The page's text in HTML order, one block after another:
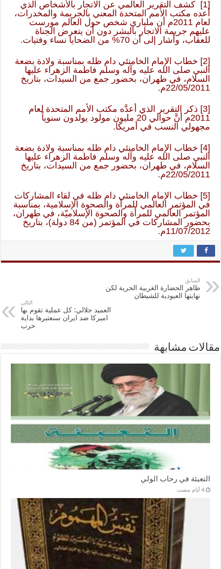
[1]
كشف التقرير العالمي عن الاتجار بالأشخاص الذي
أعده مكتب الأمم المتحدة المعني بالجريمة والمخدرات،
لعام 2011م أن ملياري شخص حول العالم مورست
عليهم جريمة الاتجار بالبشر دون أن يتعرض الجناة
للعقاب، وأشار إلى أن 70% من الضحايا نساء وفتيات.
[2]
خطاب الإمام الخامنئي دام ظله بمناسبة ولادة بضعة
النبي صلى الله عليه وآله وسلم فاطمة الزهراء عليها
السلام، في طهران، بحضور جمع من السيدات، بتاريخ
22/05/2011م.
[3]
ذكر التقرير الذي أعدَّه مكتب الأمم المتحدة لعام
2011م أنَّ حوالي 20 مليون مولود يولدون سنوياً
مجهولي النسب في أمريكا.
[4]
خطاب الإمام الخامنئي دام ظله بمناسبة ولادة بضعة
النبي صلى الله عليه وآله وسلم فاطمة الزهراء عليها
السلام، في طهران، بحضور جمع من السيدات، بتاريخ
22/05/2011م.
[5]
خطاب الإمام الخامنئي دام ظله في لقاء المشاركات
في المؤتمر العالمي للمرأة والصحوة الإسلامية، بمناسبة
المؤتمر العالمي للمرأة والصحوة الإسلاميّة، في طهران،
بحضور المشاركات في المؤتمر (من 84 دولة)، بتاريخ
11/07/2012م.
السابق
ظاهر الحضارة الغربية الحرية لكن
نهايتها العبودية للشيطان
التالي
العميد جلالي: كل عملية تقوم بها
اميركا ضد ايران سنعتبرها بداية
حرب
مقالات مشابهة
التعبئة في رحاب الولي
‏4 أيام مضت